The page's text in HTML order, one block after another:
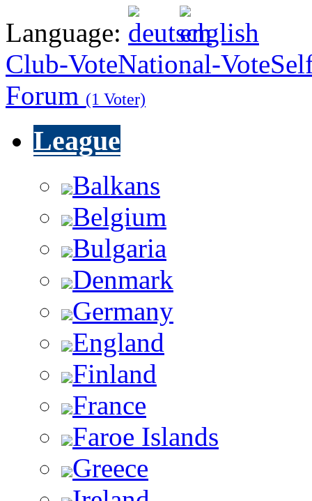
Language:
Club-VoteNational-Vote
Forum (1 Voter)
League
Balkans
Belgium
Bulgaria
Denmark
Germany
England
Finland
France
Faroe Islands
Greece